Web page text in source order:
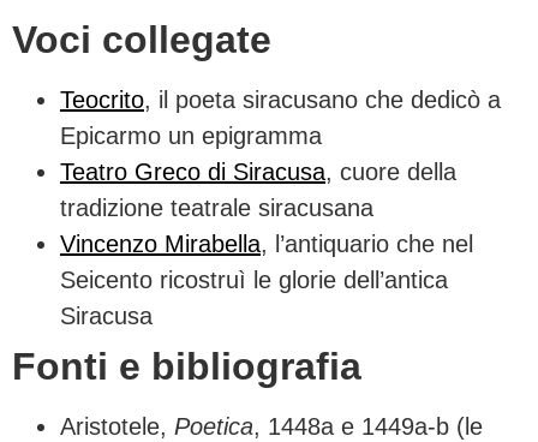
Voci collegate
Teocrito, il poeta siracusano che dedicò a
Epicarmo un epigramma
Teatro Greco di Siracusa, cuore della
tradizione teatrale siracusana
Vincenzo Mirabella, l’antiquario che nel
Seicento ricostruì le glorie dell’antica
Siracusa
Fonti e bibliografia
Aristotele, Poetica, 1448a e 1449a-b (le